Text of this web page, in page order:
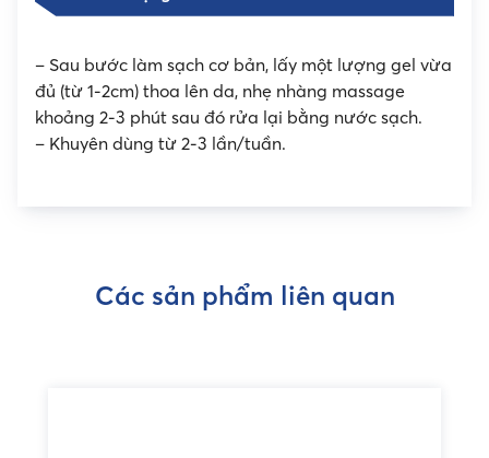
– Sau bước làm sạch cơ bản, lấy một lượng gel vừa
đủ (từ 1-2cm) thoa lên da, nhẹ nhàng massage
khoảng 2-3 phút sau đó rửa lại bằng nước sạch.
– Khuyên dùng từ 2-3 lần/tuần.
Các sản phẩm liên quan